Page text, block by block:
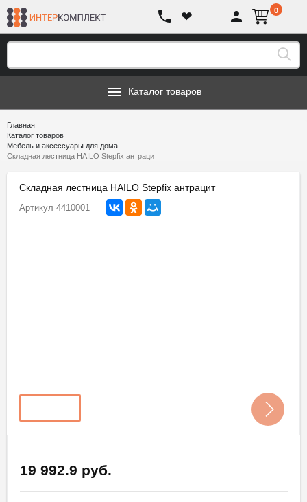
❤ 0
Каталог товаров
Главная
Каталог товаров
Мебель и аксессуары для дома
Складная лестница HAILO Stepfix антрацит
Складная лестница HAILO Stepfix антрацит
Артикул 4410001
19 992.9 руб.